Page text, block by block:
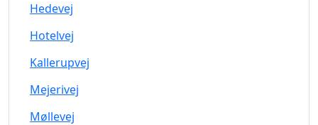
Hedevej
Hotelvej
Kallerupvej
Mejerivej
Møllevej